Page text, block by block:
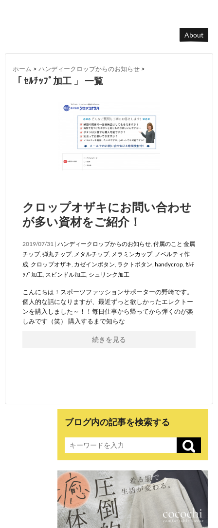
About
ホーム > ハンディークロップからのお知らせ >
「 ｾﾙﾁｯﾌﾟ加工 」 一覧
クロップオザキにお問い合わせ
が多い資材をご紹介！
2019/07/31 | ハンディークロップからのお知らせ, 付属のこと 金属
チップ, 弾丸チップ, メタルチップ, メラミンカップ, ノベルティ作
成, クロップオザキ, カゼインボタン, ラクトボタン, handycrop, ｾﾙﾁ
ｯﾌﾟ加工, スピンドル加工, シュリンク加工
こんにちは！スポーツファッションサポーターの野崎です。
個人的な話になりますが、最近ずっと欲しかったエレクトー
ンを購入しました～！！毎日仕事から帰ってから弾くのが楽
しみです（笑） 購入するまで知らな
続きを見る
ブログ内の記事を検索する